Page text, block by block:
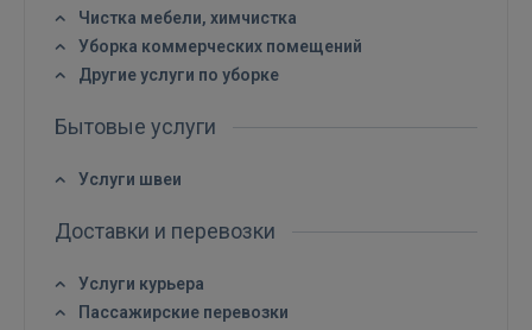
Чистка мебели, химчистка
Уборка коммерческих помещений
Другие услуги по уборке
Бытовые услуги
Услуги швеи
Доставки и перевозки
Услуги курьера
Пассажирские перевозки